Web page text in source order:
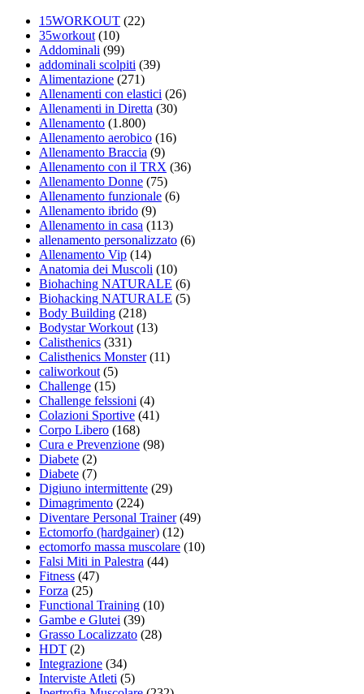
15WORKOUT (22)
35workout(10)
Addominali (99)
addominali scolpiti (39)
Alimentazione (271)
Allenamenti con elastici (26)
Allenamenti in Diretta (30)
Allenamento (1.800)
Allenamento aerobico (16)
Allenamento Braccia (9)
Allenamento con il TRX (36)
Allenamento Donne (75)
Allenamento funzionale (6)
Allenamento ibrido (9)
Allenamento in casa (113)
allenamento personalizzato (6)
Allenamento Vip (14)
Anatomia dei Muscoli (10)
Biohaching NATURALE (6)
Biohacking NATURALE (5)
Body Building (218)
Bodystar Workout(13)
Calisthenics (331)
Calisthenics Monster(11)
caliworkout(5)
Challenge (15)
Challenge felssioni (4)
Colazioni Sportive (41)
Corpo Libero (168)
Cura e Prevenzione (98)
Diabete (2)
Diabete (7)
Digiuno intermittente (29)
Dimagrimento (224)
Diventare Personal Trainer(49)
Ectomorfo (hardgainer) (12)
ectomorfo massa muscolare (10)
Falsi Miti in Palestra (44)
Fitness (47)
Forza (25)
Functional Training (10)
Gambe e Glutei (39)
Grasso Localizzato (28)
HDT (2)
Integrazione (34)
Interviste Atleti (5)